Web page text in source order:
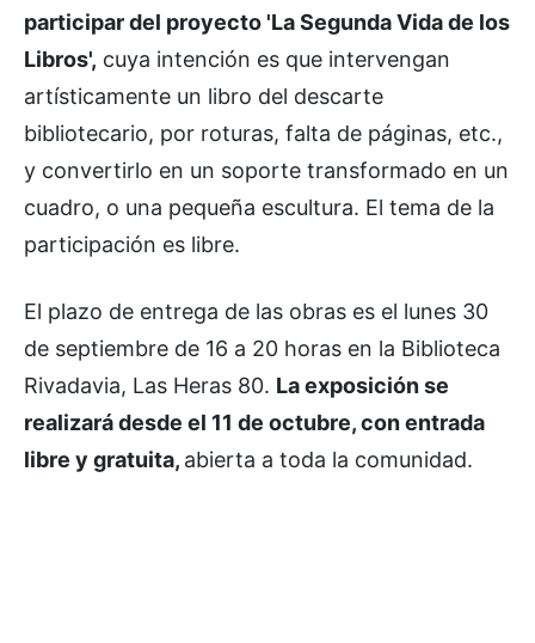
participar del proyecto 'La Segunda Vida de los
Libros', cuya intención es que intervengan
artísticamente un libro del descarte
bibliotecario, por roturas, falta de páginas, etc.,
y convertirlo en un soporte transformado en un
cuadro, o una pequeña escultura. El tema de la
participación es libre.
El plazo de entrega de las obras es el lunes 30
de septiembre de 16 a 20 horas en la Biblioteca
Rivadavia, Las Heras 80. La exposición se
realizará desde el 11 de octubre, con entrada
libre y gratuita, abierta a toda la comunidad.